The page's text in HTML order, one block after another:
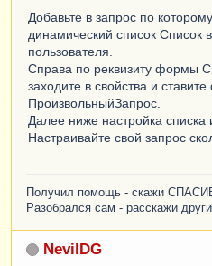
Добавьте в запрос по
динамический список Список
пользователя.
Справа по реквизиту формы
заходите в свойства и
ПроизвольныйЗапрос.
Далее ниже настройка списка
Настраивайте свой запрос
Получил помощь - скажи
Разобрался сам - расскажи
NevilDG